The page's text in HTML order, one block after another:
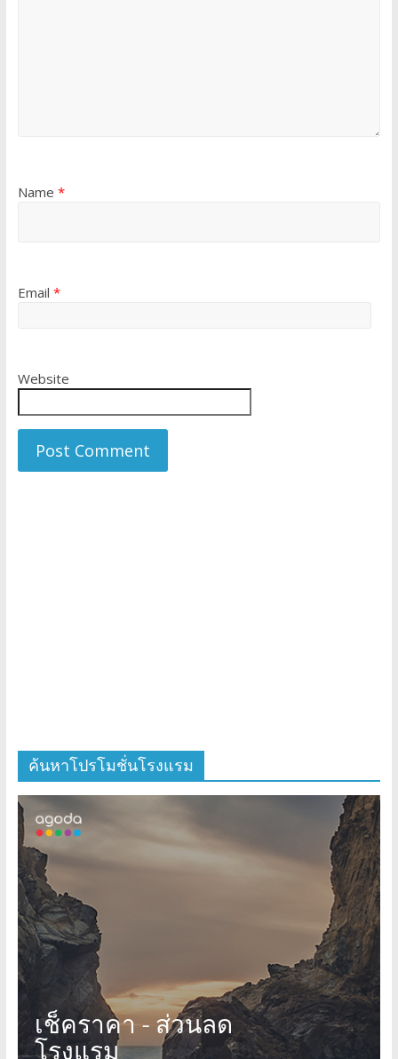
Name *
Email *
Website
ค้นหาโปรโมชั่นโรงแรม